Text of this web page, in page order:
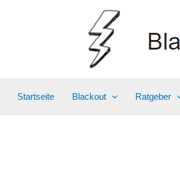
Startseite Blackout Ratgeber